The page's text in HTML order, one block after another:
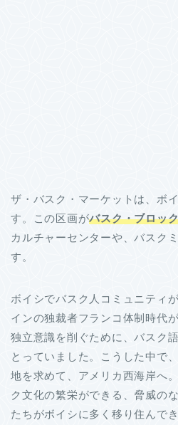
ザ・バスク・マーケットは、ボ
す。この区画がバスク・ブロック
カルチャーセンターや、バスク
す。
ボイシでバスク人コミュニティ
インの独裁者フランコ体制時代
独立意識を削ぐために、バスク
とっていました。こうした中で
地を求めて、アメリカ西海岸へ
ク文化の繁栄ができる、脅威の
たちがボイシに多く移り住んで